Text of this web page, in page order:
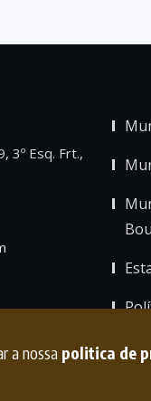
a nossa politica de
3º Esq. Frt.,